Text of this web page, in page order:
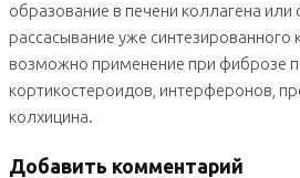
образование в печени коллагена или
рассасывание уже синтезированного
возможно применение при фиброзе
кортикостероидов, интерферонов,
колхицина.
Добавить комментарий